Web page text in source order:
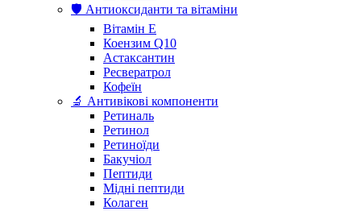
🛡️ Антиоксиданти та вітаміни
Вітамін Е
Коензим Q10
Астаксантин
Ресвератрол
Кофеїн
🔬 Антивікові компоненти
Ретиналь
Ретинол
Ретиноїди
Бакучіол
Пептиди
Мідні пептиди
Колаген